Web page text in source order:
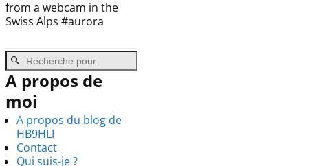
from a webcam in the
Swiss Alps #aurora
A propos de
moi
A propos du blog de
HB9HLI
Contact
Qui suis-je ?